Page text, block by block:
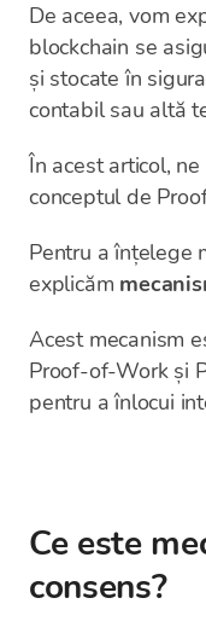
De aceea, vom
blockchain se
și stocate în
contabil sau altă
În acest articol,
conceptul de
Pentru a înțelege
explicăm
Acest mecanism
Proof-of-Work și
pentru a înlocui
Ce este
consens?